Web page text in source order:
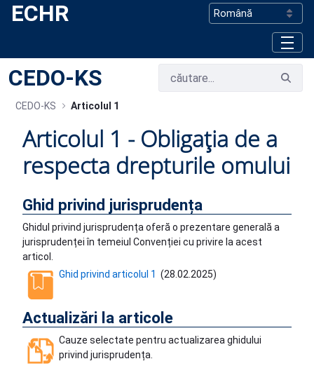
Skip to Main Content
ECHR
CEDO-KS
CEDO-KS Articolul 1
Articolul 1 - Obligația de a
respecta drepturile omului
Ghid privind jurisprudența
Ghidul privind jurisprudența oferă o prezentare generală a
jurisprudenței în temeiul Convenției cu privire la acest
articol.
Ghid privind articolul 1 (28.02.2025)
Actualizări la articole
Cauze selectate pentru actualizarea ghidului
privind jurisprudența.